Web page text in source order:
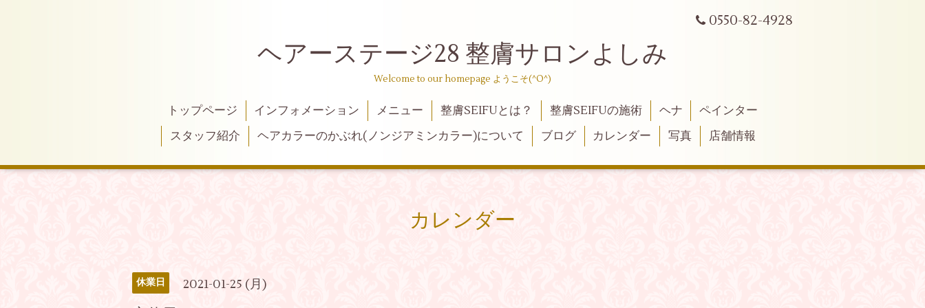
0550-82-4928
ヘアーステージ28 整膚サロンよしみ
Welcome to our homepage ようこそ(^O^)
トップページ インフォメーション メニュー 整膚SEIFUとは？ 整膚SEIFUの施術 ヘナ
ペインター
スタッフ紹介
ヘアカラーのかぶれ(ノンジアミンカラー)について ブログ カレンダー 写真 店舗情報
カレンダー
休業日 2021-01-25 (月)